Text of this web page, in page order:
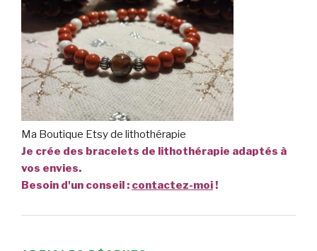
Ma Boutique Etsy de lithothérapie
Je crée des bracelets de lithothérapie adaptés à
vos envies.
Besoin d'un conseil : contactez-moi!